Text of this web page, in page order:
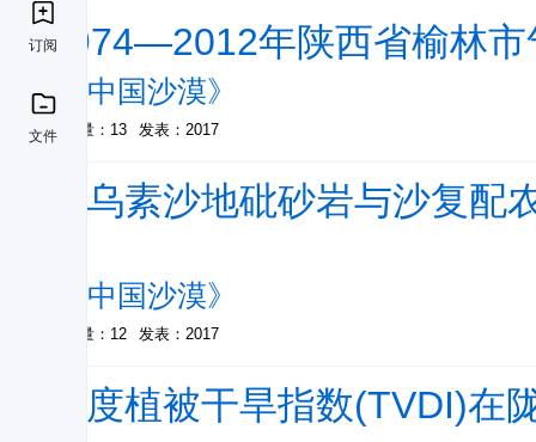
订阅
文件
1974—2012年陕西省榆林市
- 《中国沙漠》
被引量：13 发表：2017
毛乌素沙地砒砂岩与沙复
《中国沙漠》
被引量：12 发表：2017
温度植被干旱指数(TVDI)在